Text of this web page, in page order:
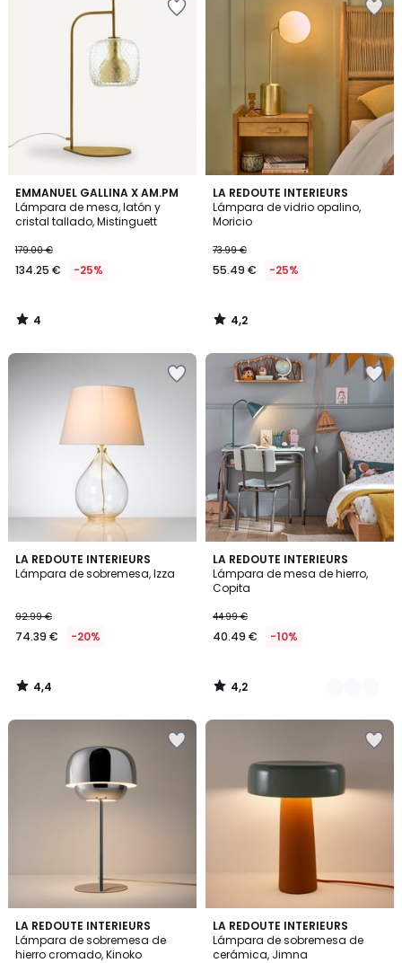
EMMANUEL GALLINA X AM.PM
Lámpara de mesa, latón y
cristal tallado, Mistinguett
179.00 €
134.25 € -25%
4
/
5
4
/
LA REDOUTE INTERIEURS
Lámpara de vidrio opalino,
Moricio
73.99 €
55.49 € -25%
4,2
/ 5
4,2
/
LA REDOUTE INTERIEURS
Lámpara de sobremesa, Izza
92.99 €
74.39 € -20%
4,4
/ 5
4,4
/
LA REDOUTE INTERIEURS
Lámpara de mesa de hierro,
Copita
44.99 €
40.49 € -10%
4,2
/ 5
5
Colores
4,2
/
LA REDOUTE INTERIEURS
Lámpara de sobremesa de
hierro cromado, Kinoko
LA REDOUTE INTERIEURS
Lámpara de sobremesa de
cerámica, Jimna
4,5
/ 5